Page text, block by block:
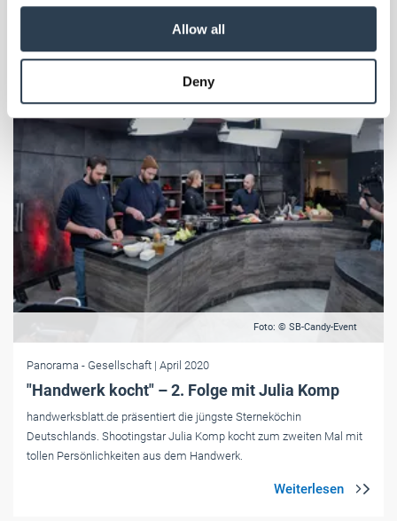
provided to them or that they’ve collected from your use
Weitere Informationen:Impressum Datenschutz
Allow all
Deny
Foto: © SB-Candy-Event
Panorama - Gesellschaft | April 2020
"Handwerk kocht" – 2. Folge mit Julia Komp
handwerksblatt.de präsentiert die jüngste Sterneköchin
Deutschlands. Shootingstar Julia Komp kocht zum zweiten Mal mit
tollen Persönlichkeiten aus dem Handwerk.